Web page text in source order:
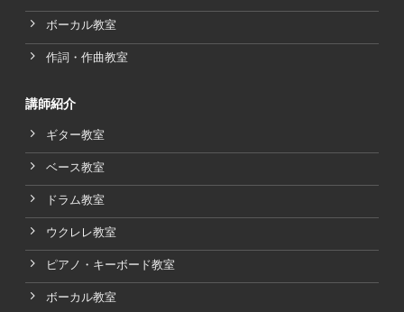
ボーカル教室
作詞・作曲教室
講師紹介
ギター教室
ベース教室
ドラム教室
ウクレレ教室
ピアノ・キーボード教室
ボーカル教室